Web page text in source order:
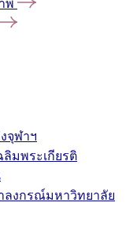
พ
จุฬาฯ
มพระเกียรติ
ลงกรณ์มหาวิทยาลัย